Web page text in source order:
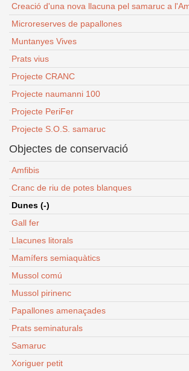
Creació d'una nova llacuna pel samaruc a
Microreserves de papallones
Muntanyes Vives
Prats vius
Projecte CRANC
Projecte naumanni 100
Projecte PeriFer
Projecte S.O.S. samaruc
Objectes de conservació
Amfibis
Cranc de riu de potes blanques
Dunes (-)
Gall fer
Llacunes litorals
Mamífers semiaquàtics
Mussol comú
Mussol pirinenc
Papallones amenaçades
Prats seminaturals
Samaruc
Xoriguer petit